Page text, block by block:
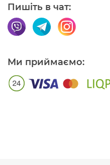
Пишіть в чат:
Ми приймаємо: